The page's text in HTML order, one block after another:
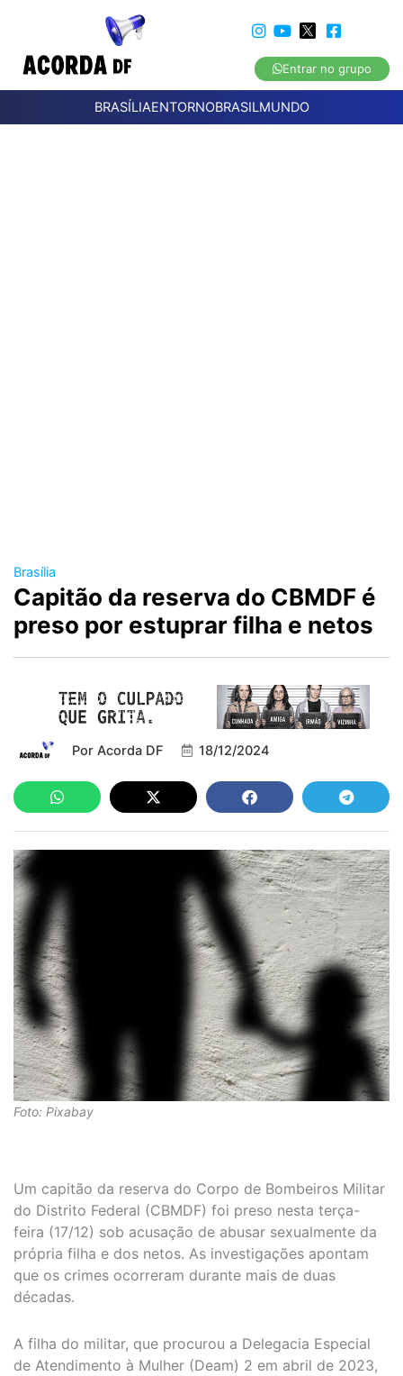
Entrar no grupo
BRASÍLIAENTORNOBRASILMUNDO
Brasília
Capitão da reserva do CBMDF é
preso por estuprar filha e netos
Por Acorda DF 18/12/2024
Foto: Pixabay
Um capitão da reserva do Corpo de Bombeiros Militar
do Distrito Federal (CBMDF) foi preso nesta terça-
feira (17/12) sob acusação de abusar sexualmente da
própria filha e dos netos. As investigações apontam
que os crimes ocorreram durante mais de duas
décadas.
A filha do militar, que procurou a Delegacia Especial
de Atendimento à Mulher (Deam) 2 em abril de 2023,